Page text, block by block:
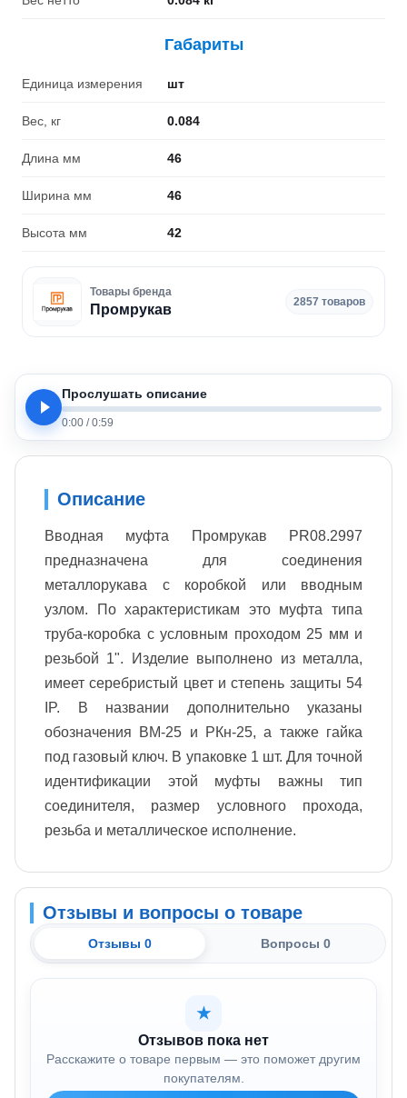
Габариты
Единица измерения шт
Вес, кг 0.084
Длина мм 46
Ширина мм 46
Высота мм 42
Товары бренда
Промрукав
2857 товаров
Прослушать описание
0:00 / 0:59
Описание
Вводная муфта Промрукав PR08.2997
предназначена для соединения
металлорукава с коробкой или вводным
узлом. По характеристикам это муфта типа
труба-коробка с условным проходом 25 мм и
резьбой 1". Изделие выполнено из металла,
имеет серебристый цвет и степень защиты 54
IP. В названии дополнительно указаны
обозначения ВМ-25 и РКн-25, а также гайка
под газовый ключ. В упаковке 1 шт. Для точной
идентификации этой муфты важны тип
соединителя, размер условного прохода,
резьба и металлическое исполнение.
Отзывы и вопросы о товаре
Отзывы 0 Вопросы 0
★
Отзывов пока нет
Расскажите о товаре первым — это поможет другим
покупателям.